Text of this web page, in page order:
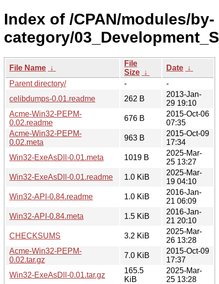
Index of /CPAN/modules/by-
category/
File Name ↓
File
Size ↓
Date ↓
Parent directory/
-
-
celibdumps-0.01.readme
262 B
2013-Jan-
29 19:10
Acme-Win32-PEPM-
0.02.readme
676 B
2015-Oct-06
07:35
Acme-Win32-PEPM-
0.02.meta
963 B
2015-Oct-09
17:34
Win32-ExeAsDll-0.01.meta
1019 B
2025-Mar-
25 13:27
Win32-ExeAsDll-0.01.readme
1.0 KiB
2025-Mar-
19 04:10
Win32-API-0.84.readme
1.0 KiB
2016-Jan-
21 06:09
Win32-API-0.84.meta
1.5 KiB
2016-Jan-
21 20:10
CHECKSUMS
3.2 KiB
2025-Mar-
26 13:28
Acme-Win32-PEPM-
0.02.tar.gz
7.0 KiB
2015-Oct-09
17:37
Win32-ExeAsDll-0.01.tar.gz
165.5
KiB
2025-Mar-
25 13:28